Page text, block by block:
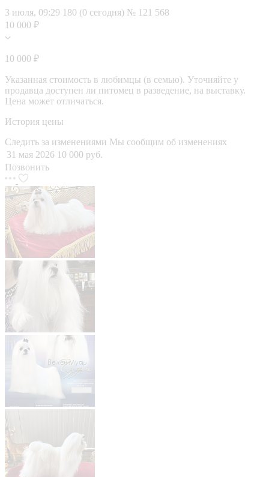
3 июля, 09:29 180 (0 сегодня) № 121 568
10 000 ₽
10 000 ₽
Указанная стоимость в любимцы (в семью). Уточняйте у
продавца доступен ли питомец в разведение, на выставку.
Цена может отличаться.
История цены
Следить за изменениями Мы сообщим об изменениях
31 мая 2026 10 000 руб.
Позвонить